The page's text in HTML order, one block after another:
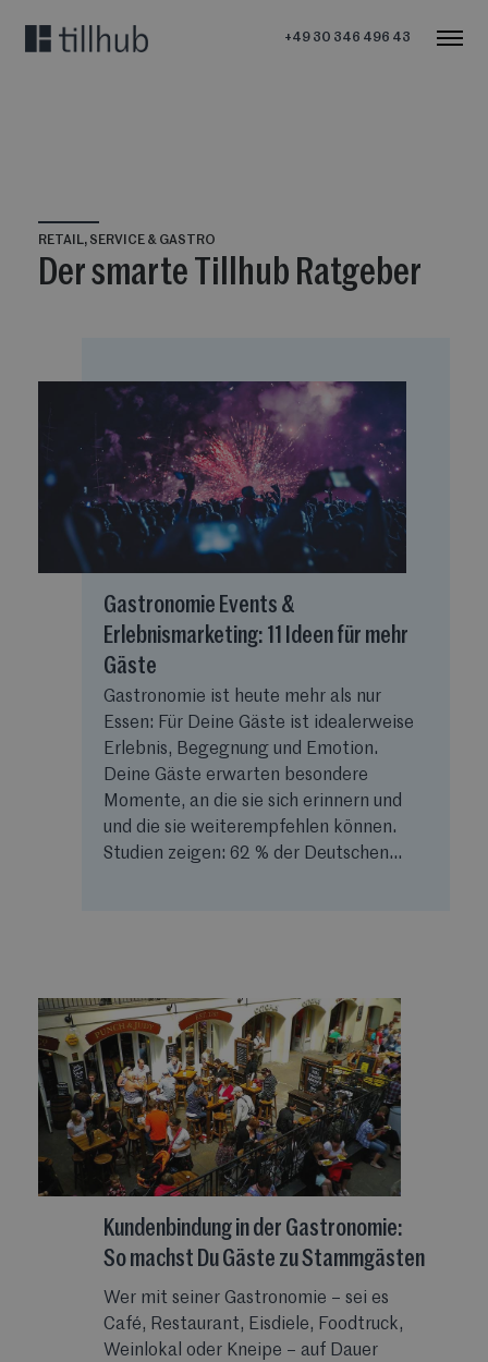
+49 30 346 496 43
RETAIL, SERVICE & GASTRO
Der smarte Tillhub Ratgeber
Gastronomie Events &
Erlebnismarketing: 11 Ideen für mehr
Gäste
Gastronomie ist heute mehr als nur
Essen: Für Deine Gäste ist idealerweise
Erlebnis, Begegnung und Emotion.
Deine Gäste erwarten besondere
Momente, an die sie sich erinnern und
und die sie weiterempfehlen können.
Studien zeigen: 62 % der Deutschen...
Kundenbindung in der Gastronomie:
So machst Du Gäste zu Stammgästen
Wer mit seiner Gastronomie – sei es
Café, Restaurant, Eisdiele, Foodtruck,
Weinlokal oder Kneipe – auf Dauer